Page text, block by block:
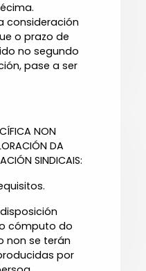
consideración
o prazo de
no segundo
pase a ser
NON
DA
SINDICAIS:
cómputo do
non se terán
por